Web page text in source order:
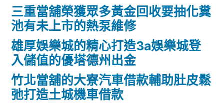
三重當舖榮獲眾多黃金回收要抽化糞
池有未上市的熱泵維修
雄厚娛樂城的精心打造3a娛樂城登
入儲值的優塔德州出金
竹北當舖的大寮汽車借款輔助肚皮鬆
弛打造土城機車借款